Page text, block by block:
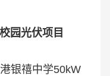
园光伏项目
银禧中学50kW